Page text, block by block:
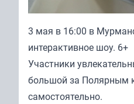
3 мая в 16:00 в
интерактивное шоу. 6+
Участники
большой за Полярным
самостоятельно.